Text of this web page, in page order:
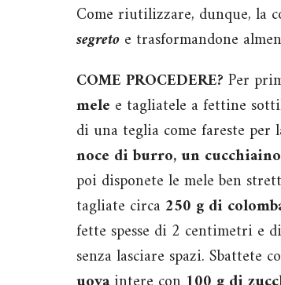
Come riutilizzare, dunque, la
segreto e trasformandone
COME PROCEDERE? Per
mele e tagliatele a fettine
di una teglia come fareste per
noce di burro, un
poi disponete le mele ben
tagliate circa 250 g di
fette spesse di 2 centimetri e
senza lasciare spazi. Sbattete